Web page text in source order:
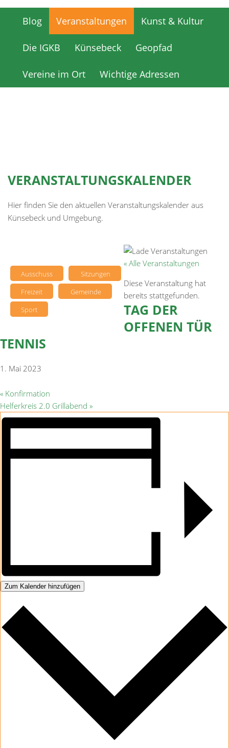
Blog Veranstaltungen Kunst & Kultur
Die IGKB Künsebeck Geopfad
Vereine im Ort Wichtige Adressen
VERANSTALTUNGSKALENDER
Hier finden Sie den aktuellen Veranstaltungskalender aus
Künsebeck und Umgebung.
Ausschuss
Sitzungen
Freizeit
Gemeinde
Sport
« Alle Veranstaltungen
Diese Veranstaltung hat
bereits stattgefunden.
TAG DER
OFFENEN TÜR
TENNIS
1. Mai 2023
« Konfirmation
Helferkreis 2.0 Grillabend »
Zum Kalender hinzufügen